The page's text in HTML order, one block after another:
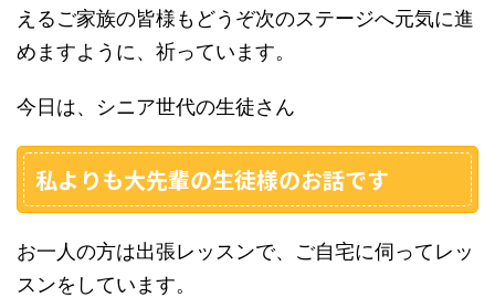
えるご家族の皆様もどうぞ次のステージへ元気に進
めますように、祈っています。
今日は、シニア世代の生徒さん
私よりも大先輩の生徒様のお話です
お一人の方は出張レッスンで、ご自宅に伺ってレッ
スンをしています。